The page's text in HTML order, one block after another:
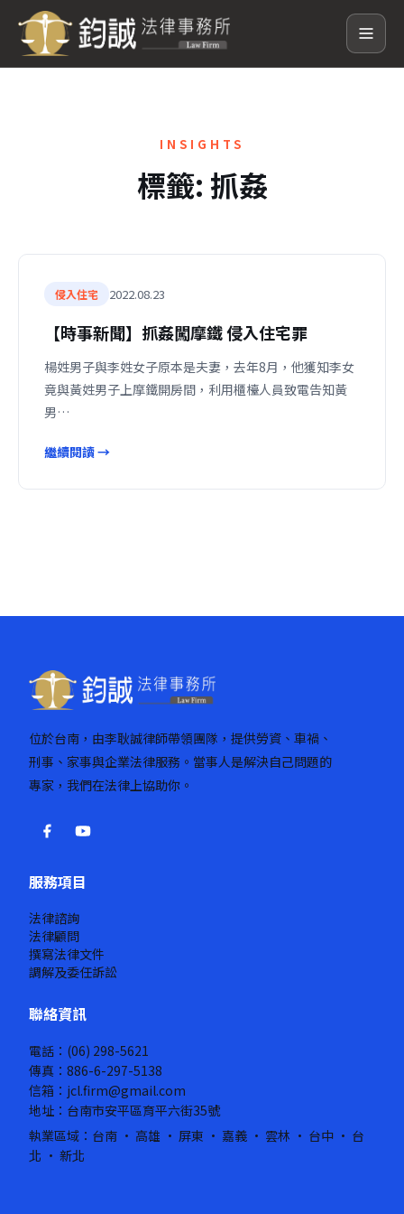
INSIGHTS
標籤: 抓姦
侵入住宅 2022.08.23
【時事新聞】抓姦闖摩鐵 侵入住宅罪
楊姓男子與李姓女子原本是夫妻，去年8月，他獲知李女
竟與黃姓男子上摩鐵開房間，利用櫃檯人員致電告知黃
男…
繼續閱讀 →
位於台南，由李耿誠律師帶領團隊，提供勞資、車禍、
刑事、家事與企業法律服務。當事人是解決自己問題的
專家，我們在法律上協助你。
服務項目
法律諮詢
法律顧問
撰寫法律文件
調解及委任訴訟
聯絡資訊
電話：(06) 298-5621
傳真：886-6-297-5138
信箱：jcl.firm@gmail.com
地址：台南市安平區育平六街35號
執業區域：台南 · 高雄 · 屏東 · 嘉義 · 雲林 · 台中 · 台
北 · 新北